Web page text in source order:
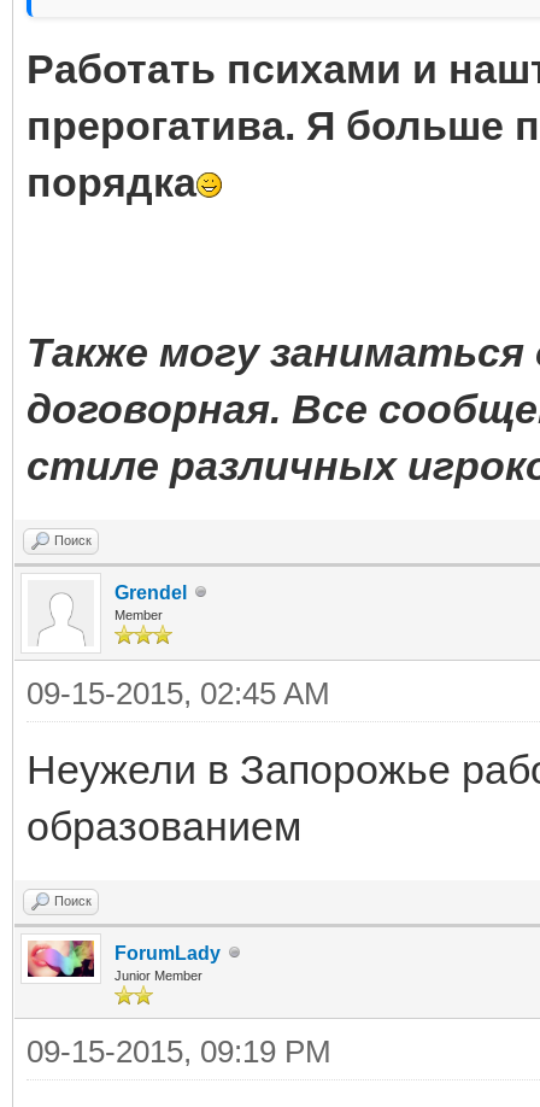
Работать психами и
прерогатива. Я больше
порядка
Также могу
договорная. Все
стиле различных
Поиск
Grendel
Member
09-15-2015, 02:45 AM
Неужели в Запорожье
образованием
Поиск
ForumLady
Junior Member
09-15-2015, 09:19 PM